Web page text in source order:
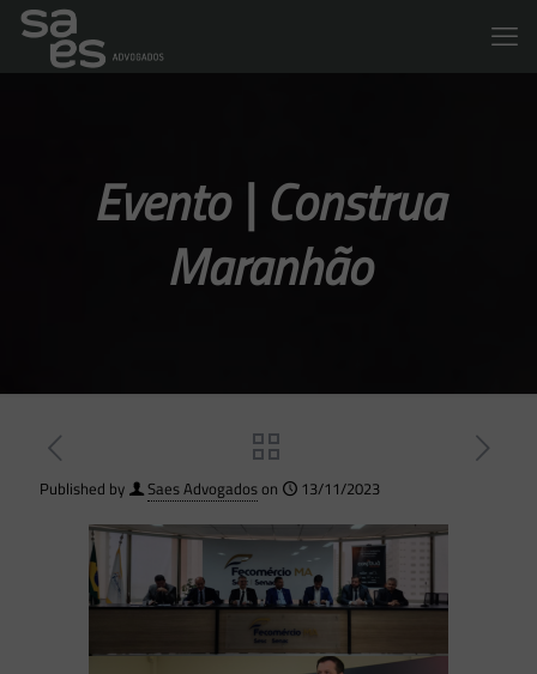
Evento | Construa
Maranhão
Published by Saes Advogadoson 13/11/2023